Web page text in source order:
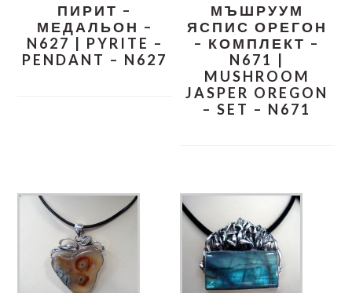
ПИРИТ –
МЕДАЛЬОН –
N627 | PYRITE –
PENDANT – N627
МЪШРУУМ
ЯСПИС ОРЕГОН
– КОМПЛЕКТ –
N671 |
MUSHROOM
JASPER OREGON
– SET – N671